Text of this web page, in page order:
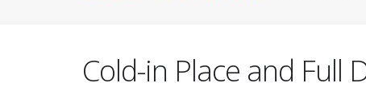
Cold-in Place and Full